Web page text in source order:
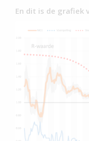
En dit is de grafiek